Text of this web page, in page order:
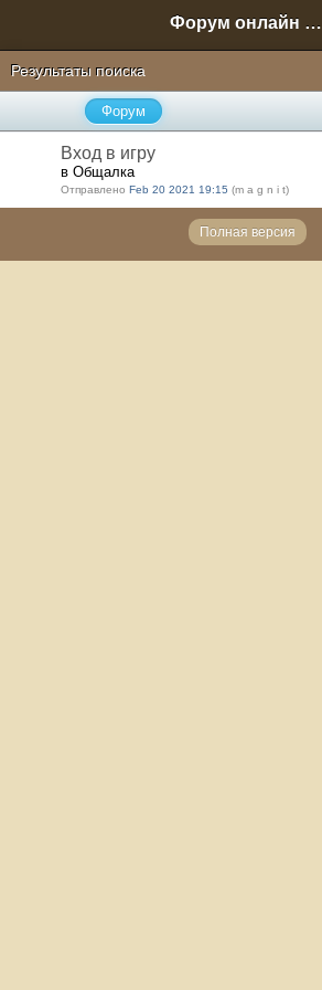
Форум онлайн игры "Новая Эра" (Нюра Биз)
Результаты поиска
Форум
Вход в игру
в Общалка
Отправлено Feb 20 2021 19:15 (m a g n i t)
Полная версия